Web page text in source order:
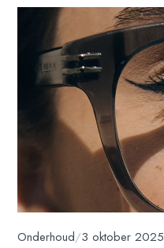
Onderhoud/3 oktober 2025